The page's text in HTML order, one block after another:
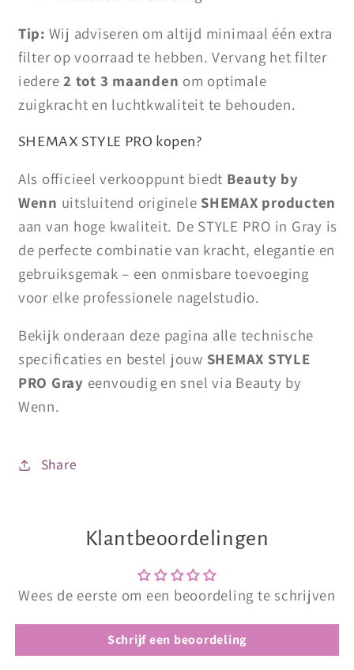
Tip: Wij adviseren om altijd minimaal één extra
filter op voorraad te hebben. Vervang het filter
iedere 2 tot 3 maanden om optimale
zuigkracht en luchtkwaliteit te behouden.
SHEMAX STYLE PRO kopen?
Als officieel verkooppunt biedt Beauty by
Wenn uitsluitend originele SHEMAX producten
aan van hoge kwaliteit. De STYLE PRO in Gray is
de perfecte combinatie van kracht, elegantie en
gebruiksgemak – een onmisbare toevoeging
voor elke professionele nagelstudio.
Bekijk onderaan deze pagina alle technische
specificaties en bestel jouw SHEMAX STYLE
PRO Gray eenvoudig en snel via Beauty by
Wenn.
Share
Klantbeoordelingen
Wees de eerste om een beoordeling te schrijven
Schrijf een beoordeling